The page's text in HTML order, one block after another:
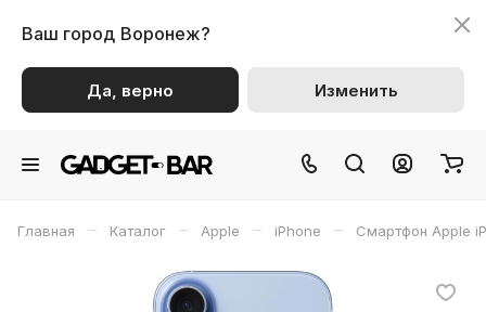
Ваш город Воронеж?
Да, верно Изменить
Главная – Каталог – Apple – iPhone – Смартфон Apple